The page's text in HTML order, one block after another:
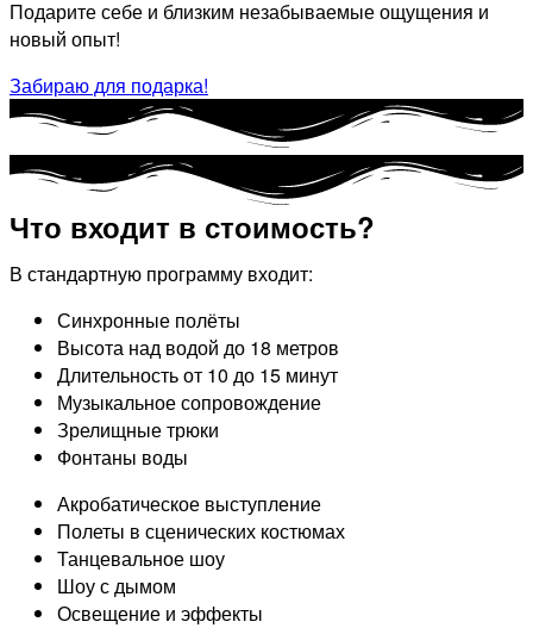
Подарите себе и близким незабываемые ощущения и
новый опыт!
Забираю для подарка!
Что входит в стоимость?
В стандартную программу входит:
Синхронные полёты
Высота над водой до 18 метров
Длительность от 10 до 15 минут
Музыкальное сопровождение
Зрелищные трюки
Фонтаны воды​
Акробатическое выступление
Полеты в сценических костюмах
Танцевальное шоу
Шоу с дымом
Освещение и эффекты